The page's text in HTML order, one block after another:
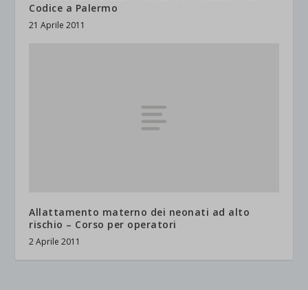
Codice a Palermo
21 Aprile 2011
Allattamento materno dei neonati ad alto
rischio – Corso per operatori
2 Aprile 2011